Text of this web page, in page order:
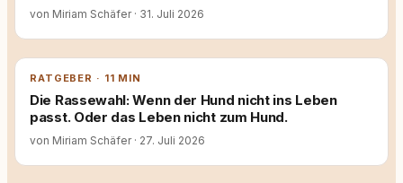
von Miriam Schäfer · 31. Juli 2026
RATGEBER · 11 MIN
Die Rassewahl: Wenn der Hund nicht ins Leben
passt. Oder das Leben nicht zum Hund.
von Miriam Schäfer · 27. Juli 2026